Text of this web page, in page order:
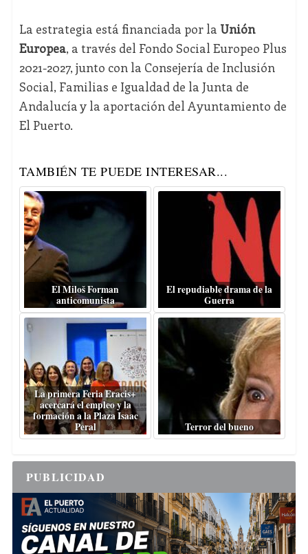
La estrategia está financiada por la Unión
Europea, a través del Fondo Social Europeo Plus
2021-2027, junto con la Consejería de Inclusión
Social, Familias e Igualdad de la Junta de
Andalucía y la aportación del Ayuntamiento de
El Puerto.
TAMBIÉN TE PUEDE INTERESAR...
El Miloš Forman
anticomunista
El repudiable drama de la
Guerra
La primera Feria Eracis+
acercará el empleo y la
formación a la Plaza Isaac
Peral
Terror del bueno
PUBLICIDAD